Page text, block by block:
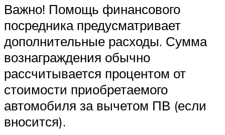
Важно! Помощь финансового
посредника предусматривает
дополнительные расходы. Сумма
вознаграждения обычно
рассчитывается процентом от
стоимости приобретаемого
автомобиля за вычетом ПВ (если
вносится).